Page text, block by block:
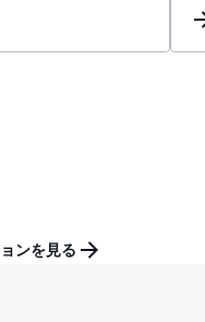
ンを見る